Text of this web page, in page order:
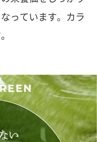
っています。カラ